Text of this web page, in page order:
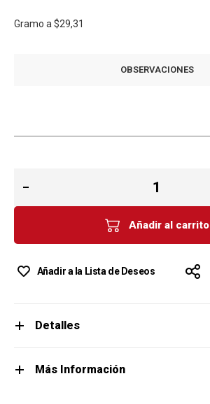
Gramo a $29,31
OBSERVACIONES
Añadir al carrito
Añadir a la Lista de Deseos
Detalles
Más Información